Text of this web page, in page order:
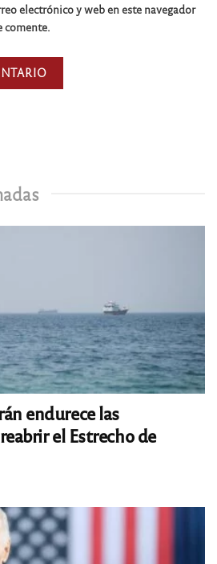
endurece las
el Estrecho de
electrónico y web en este navegador
comente.